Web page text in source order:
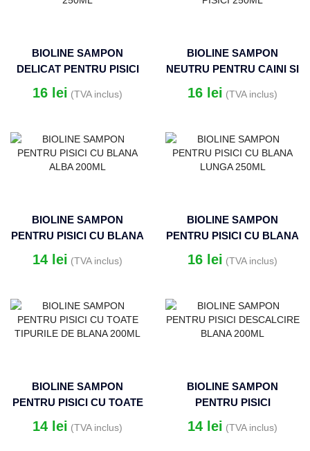
BIOLINE SAMPON
DELICAT PENTRU PISICI
250ML
16 lei (TVA inclus)
BIOLINE SAMPON
NEUTRU PENTRU CAINI SI
PISICI 250ML
16 lei (TVA inclus)
BIOLINE SAMPON
PENTRU PISICI CU BLANA
ALBA 200ML
14 lei (TVA inclus)
BIOLINE SAMPON
PENTRU PISICI CU BLANA
LUNGA 250ML
16 lei (TVA inclus)
BIOLINE SAMPON
PENTRU PISICI CU TOATE
TIPURILE DE BLANA
200ML
14 lei (TVA inclus)
BIOLINE SAMPON
PENTRU PISICI
DESCALCIRE BLANA
200ML
14 lei (TVA inclus)